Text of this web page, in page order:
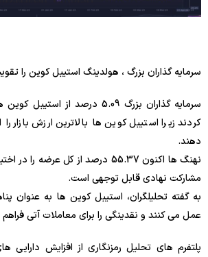
سرمایه گذاران بزرگ ، هولدینگ استیبل کوین را
سرمایه گذاران بزرگ 5.09 درصد از
دهند.
نهنگ ها اکنون 55.37 درصد از کل عرضه
مشارکت نهادی قابل توجهی است.
به گفته تحلیلگران، استیبل کوین ها به عنوان
عمل می کنند و نقدینگی را برای معاملات آتی
پلتفرم های تحلیل رمزنگاری از افزایش